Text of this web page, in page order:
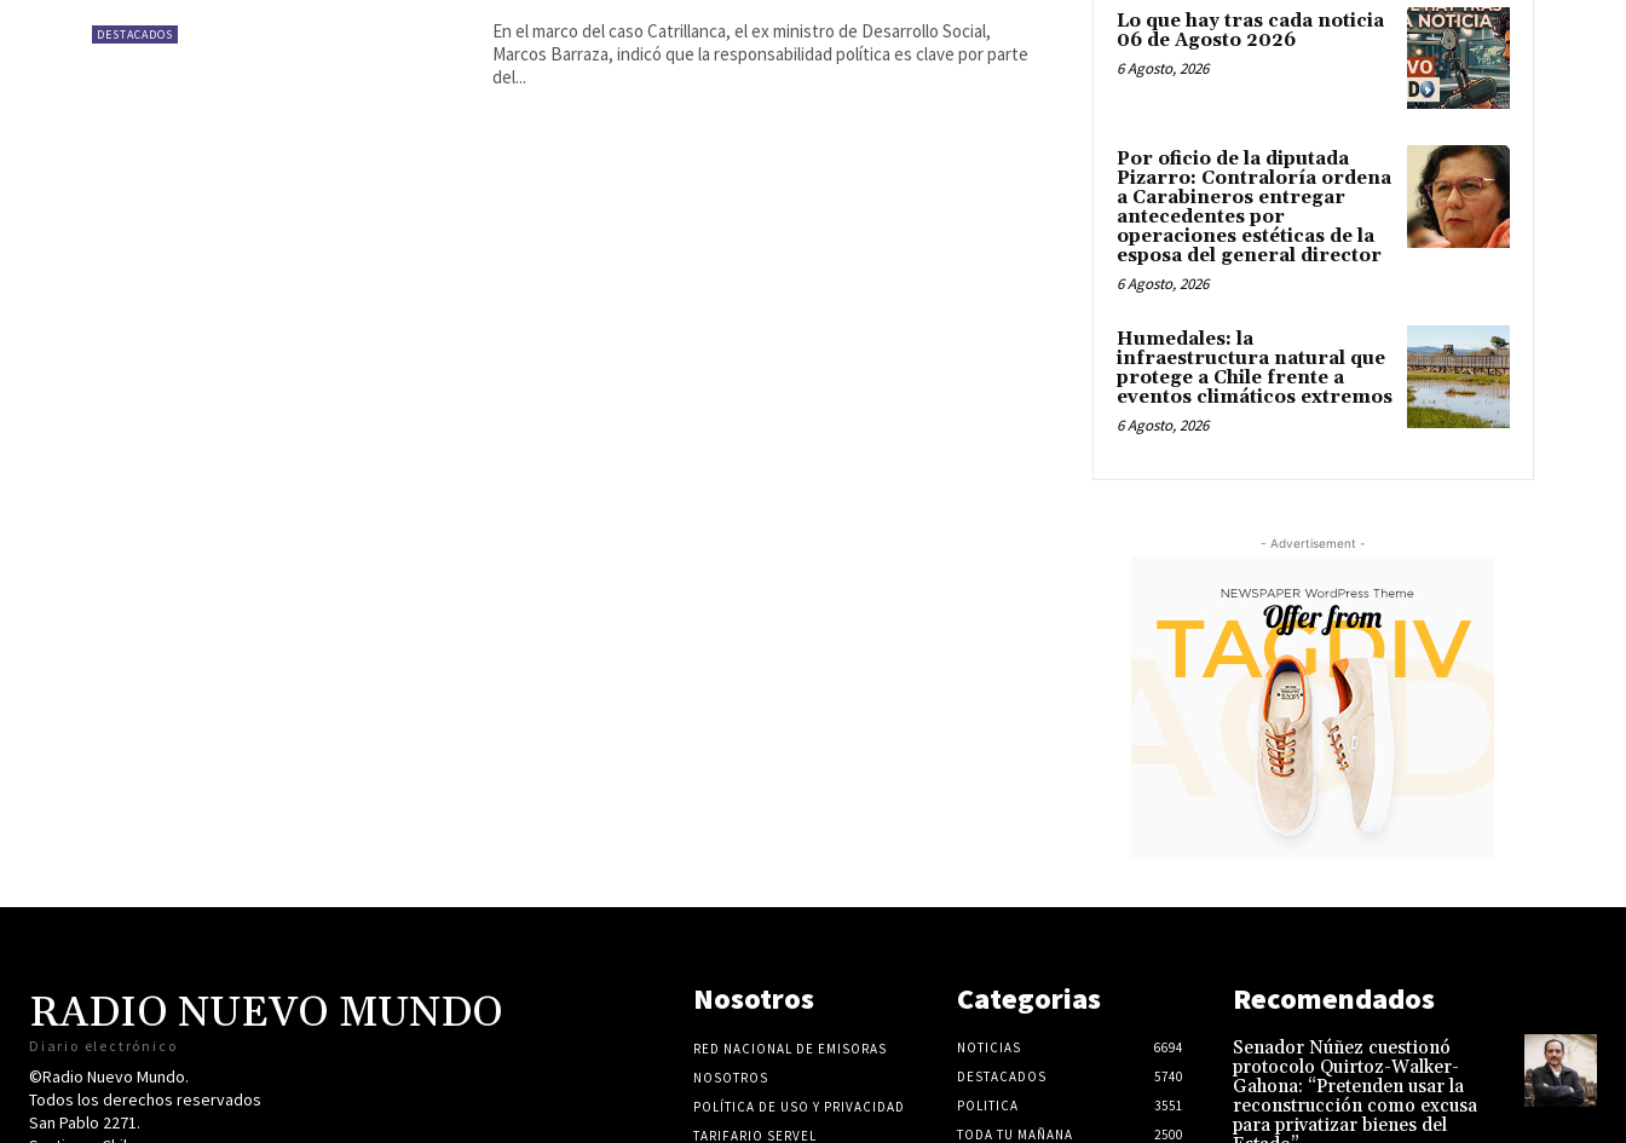
DESTACADOS
En el marco del caso Catrillanca, el ex ministro de Desarrollo Social,
Marcos Barraza, indicó que la responsabilidad política es clave por parte
del...
Lo que hay tras cada noticia
06 de Agosto 2026
6 Agosto, 2026
Por oficio de la diputada
Pizarro: Contraloría ordena
a Carabineros entregar
antecedentes por
operaciones estéticas de la
esposa del general director
6 Agosto, 2026
Humedales: la
infraestructura natural que
protege a Chile frente a
eventos climáticos extremos
6 Agosto, 2026
- Advertisement -
RADIO NUEVO MUNDO
Diario electrónico
©Radio Nuevo Mundo.
Todos los derechos reservados
San Pablo 2271.
Nosotros
RED NACIONAL DE EMISORAS
NOSOTROS
POLÍTICA DE USO Y PRIVACIDAD
TARIFARIO SERVEL
Categorias
NOTICIAS
6694
DESTACADOS
5740
POLITICA
3551
TODA TU MAÑANA
2500
Recomendados
Senador Núñez cuestionó
protocolo Quirtoz-Walker-
Gahona: “Pretenden usar la
reconstrucción como excusa
para privatizar bienes del